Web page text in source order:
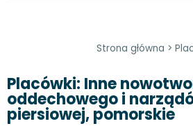
Strona główna >
Placówki: Inne
oddechowego i
piersiowej, pomorskie